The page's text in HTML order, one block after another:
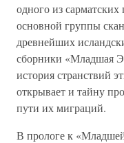
одного из
основной группы
древнейших
сборники «Младшая
история странствий
открывает и тайну
пути их миграций.
В прологе к